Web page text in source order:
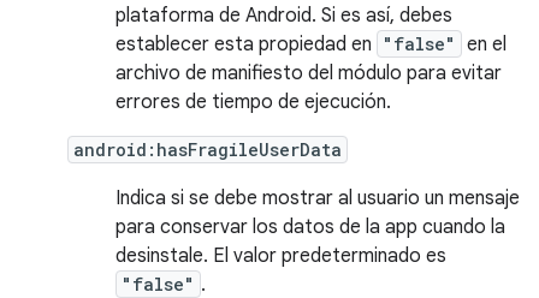
plataforma de Android. Si es así, debes
establecer esta propiedad en
"false"
en el
archivo de manifiesto del módulo para evitar
errores de tiempo de ejecución.
android:hasFragileUserData
Indica si se debe mostrar al usuario un mensaje
para conservar los datos de la app cuando la
desinstale. El valor predeterminado es
"false" .